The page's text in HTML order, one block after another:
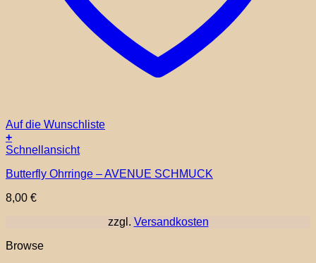
Auf die Wunschliste
+
Schnellansicht
Butterfly Ohrringe – AVENUE SCHMUCK
8,00 €
zzgl. Versandkosten
Browse